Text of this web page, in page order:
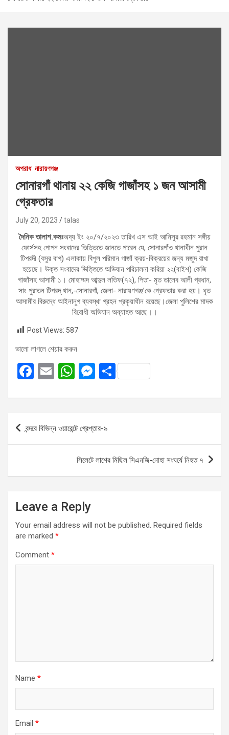
অপরাধ নারায়ণগঞ্জ
সোনারগাঁ থানায় ২২ কেজি গাজাঁসহ ১ জন আসামী
গ্রেফতার
July 20, 2023 talas
দৈনিক তালাশ.কমঃঅদ্য ইং ২০/৭/২০২৩ তারিখ এস আই আনিসুর রহমান সঙ্গীয়
ফোর্সসহ গোপন সংবাদের ভিত্তিতে জানতে পারেন যে, সোনারগাঁও থানাধীন পুরান
টিপরদী (বসুর বাগ) এলাকায় বিপুল পরিমান গাজাঁ ক্রয়-বিক্রয়ের জন্য মজুদ রাখা
হয়েছে। উক্ত সংবাদের ভিত্তিতে অভিযান পরিচালনা করিয়া ২২(বাইশ) কেজি
গাজাঁসহ আসামী ১। মোহাম্মদ আব্দুল লতিফ(৭২), পিতা- মৃত তালেব আলী প্রধান,
সাং পুরাতন টিপরদ্‌ থান,-সোনারগাঁ, জেলা- নারায়ণগঞ্জ’কে গ্রেফতার করা হয়। ধৃত
আসামীর বিরুদ্ধে আইনানুগ ব্যবস্থা গ্রহন প্রকৃয়াধীন রয়েছে।জেলা পুলিশের মাদক
বিরোধী অভিযান অব্যাহত আছে।।
Post Views: 587
ভালো লাগলে শেয়ার করুন
F
ce
b
o
E
ail
W
at
s
A
p
p
M
se
g
er
S
ar
Post
navigation
বন্দরে বিভিন্ন ওয়ারেন্টে গ্রেপ্তার-৯
সিলেটে লাশের মিছিল সিএনজি-নোহা সংঘর্ষে নিহত ৭
Leave a Reply
Your email address will not be published. Required fields
are marked *
Comment *
Name *
Email *